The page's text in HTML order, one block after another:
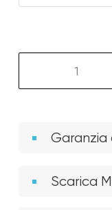
quantitàGaranzia
Scarica